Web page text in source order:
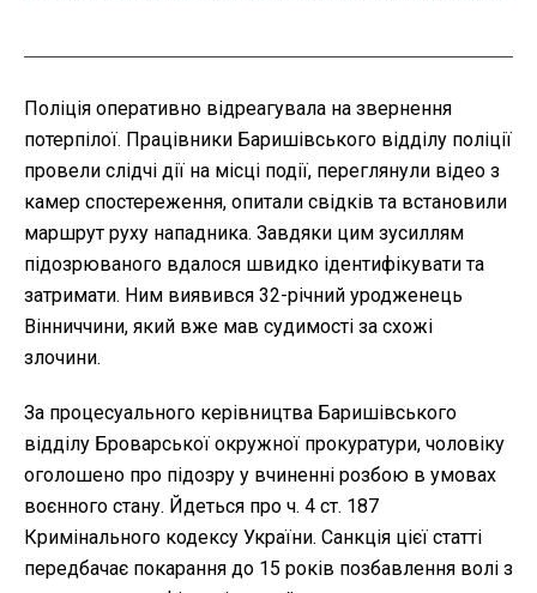
Поліція оперативно відреагувала на звернення
потерпілої. Працівники Баришівського відділу поліції
провели слідчі дії на місці події, переглянули відео з
камер спостереження, опитали свідків та встановили
маршрут руху нападника. Завдяки цим зусиллям
підозрюваного вдалося швидко ідентифікувати та
затримати. Ним виявився 32-річний уродженець
Вінниччини, який вже мав судимості за схожі
злочини.
За процесуального керівництва Баришівського
відділу Броварської окружної прокуратури, чоловіку
оголошено про підозру у вчиненні розбою в умовах
воєнного стану. Йдеться про ч. 4 ст. 187
Кримінального кодексу України. Санкція цієї статті
передбачає покарання до 15 років позбавлення волі з